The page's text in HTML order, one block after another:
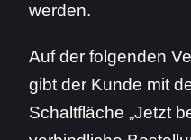
werden.
Auf der folgenden
gibt der Kunde mit
Schaltfläche „Jetzt